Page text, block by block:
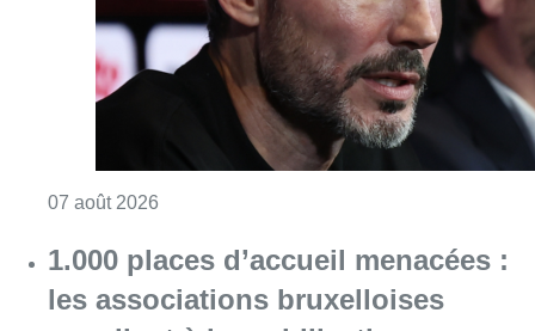
appellent à la mobilisation